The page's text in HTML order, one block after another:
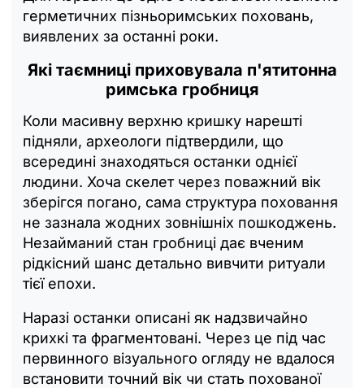
герметичних пізньоримських поховань,
виявлених за останні роки.
Які таємниці приховувала п'ятитонна
римська гробниця
Коли масивну верхню кришку нарешті
підняли, археологи підтвердили, що
всередині знаходяться останки однієї
людини. Хоча скелет через поважний вік
зберігся погано, сама структура поховання
не зазнала жодних зовнішніх пошкоджень.
Незайманий стан гробниці дає вченим
рідкісний шанс детально вивчити ритуали
тієї епохи.
Наразі останки описані як надзвичайно
крихкі та фрагментовані. Через це під час
первинного візуального огляду не вдалося
встановити точний вік чи стать похованої